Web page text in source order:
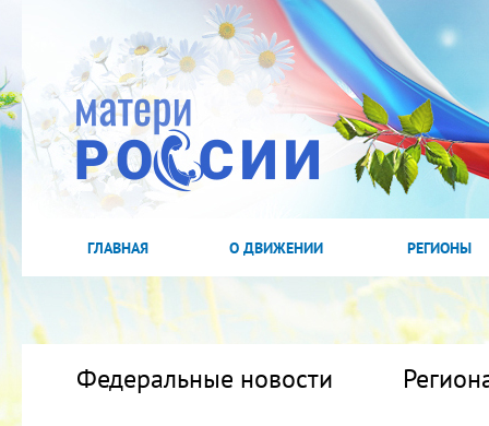
ГЛАВНАЯ О ДВИЖЕНИИ РЕГИОНЫ
Федеральные новости